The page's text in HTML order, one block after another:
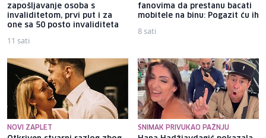
zapošljavanje osoba s
invaliditetom, prvi put i za
one sa 50 posto invaliditeta
11 sati
fanovima da prestanu bacati
mobitele na binu: Pogazit ću ih
8 sati
NOVI ZAPLET SNIMAK PRIVUKAO PAŽNJU